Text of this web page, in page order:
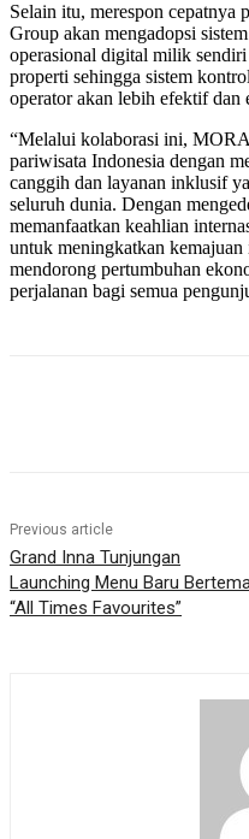
Selain itu, merespon
Group akan mengadopsi
operasional digital milik
properti sehingga sistem
operator akan lebih efektif dan
“Melalui kolaborasi ini,
pariwisata Indonesia dengan
canggih dan layanan inklusif
seluruh dunia. Dengan
memanfaatkan keahlian
untuk meningkatkan
mendorong pertumbuhan
perjalanan bagi semua
Previous article
Grand Inna Tunjungan
Launching Menu Baru
“All Times Favourites”